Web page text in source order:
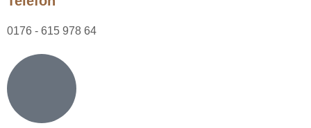
0176 - 615 978 64